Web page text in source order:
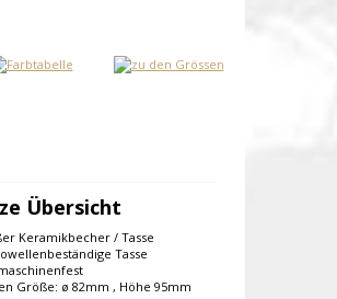
Übersicht
Keramikbecher / Tasse
Tasse
Größe: ø 82mm , Höhe 95mm